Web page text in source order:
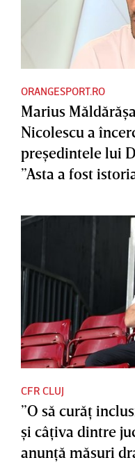
ORANGESPORT.RO
Marius
Nicolescu a
preşedintele lui
”Asta a fost
CFR CLUJ
”O să curăţ
şi câţiva dintre
anunţă măsuri